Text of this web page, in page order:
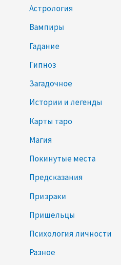
Астрология
Вампиры
Гадание
Гипноз
Загадочное
Истории и легенды
Карты таро
Магия
Покинутые места
Предсказания
Призраки
Пришельцы
Психология личности
Разное